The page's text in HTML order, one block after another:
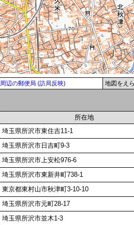
周辺の郵便局 (訪局反映) 地図をえ
所在地
埼玉県所沢市東住吉11-1
埼玉県所沢市日吉町9-3
埼玉県所沢市上安松976-6
埼玉県所沢市東新井町738-1
東京都東村山市秋津町3-10-10
埼玉県所沢市元町28-17
埼玉県所沢市並木1-3